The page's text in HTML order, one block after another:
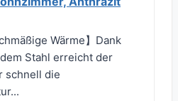
Wärme】Dank
Stahl erreicht der
schnell die